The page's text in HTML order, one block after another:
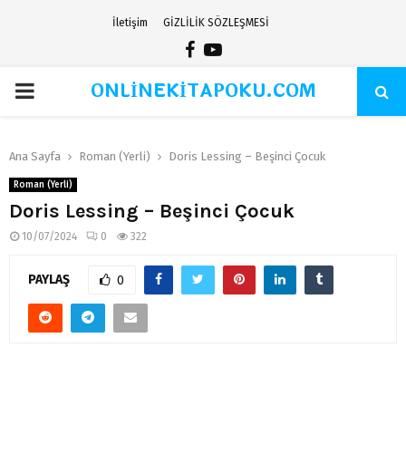
İletişim GİZLİLİK SÖZLEŞMESİ
Facebook
Youtube
PRIMARYONLİNEKİTAPOKU.COM
Ana Sayfa Roman (Yerli) Doris Lessing – Beşinci Çocuk
Roman (Yerli)
Doris Lessing – Beşinci Çocuk
10/07/2024 0 322
PAYLAŞ 0